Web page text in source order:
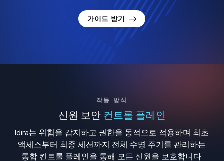
가이드 받기
작동 방식
신원 보안 컨트롤 플레인
Idira는 위험을 감지하고 권한을 동적으로 적용하며 최초
액세스부터 최종 세션까지 전체 수명 주기를 관리하는
통합 컨트롤 플레인을 통해 모든 신원을 보호합니다.